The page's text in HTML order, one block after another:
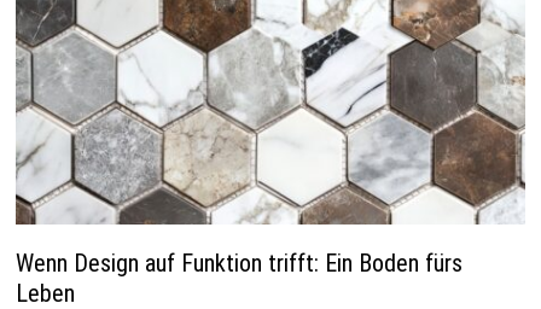
Wenn Design auf Funktion trifft: Ein Boden fürs
Leben